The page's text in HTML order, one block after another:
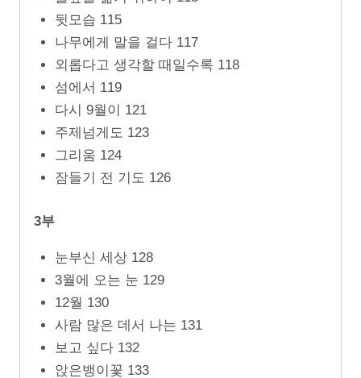
뒷모습 115
나무에게 말을 걸다 117
외롭다고 생각할 때일수록 118
섬에서 119
다시 9월이 121
주제넘게도 123
그리움 124
잠들기 전 기도 126
3부
눈부신 세상 128
3월에 오는 눈 129
12월 130
사람 많은 데서 나는 131
보고 싶다 132
앉은뱅이꽃 133